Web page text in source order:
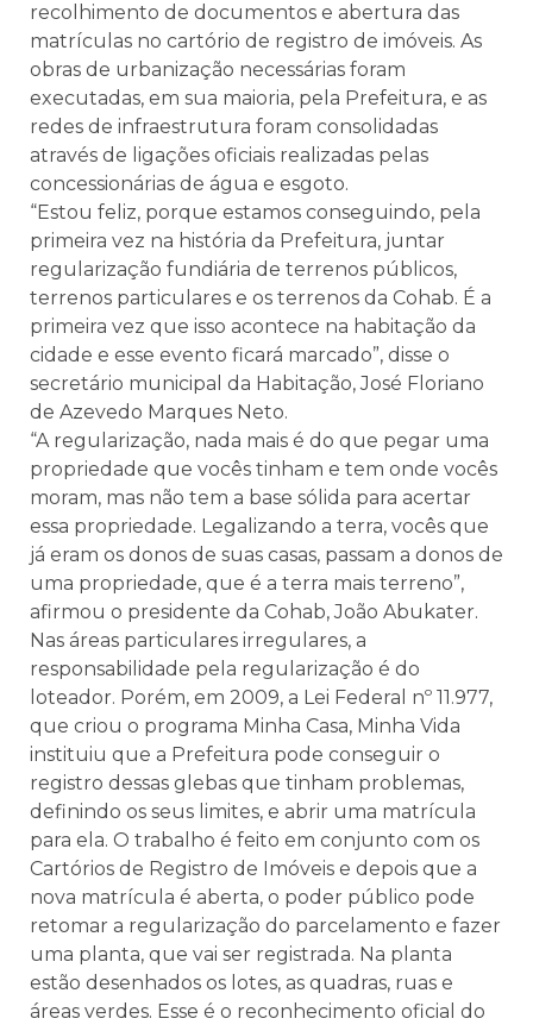
recolhimento de documentos e abertura das
matrículas no cartório de registro de imóveis. As
obras de urbanização necessárias foram
executadas, em sua maioria, pela Prefeitura, e as
redes de infraestrutura foram consolidadas
através de ligações oficiais realizadas pelas
concessionárias de água e esgoto.
“Estou feliz, porque estamos conseguindo, pela
primeira vez na história da Prefeitura, juntar
regularização fundiária de terrenos públicos,
terrenos particulares e os terrenos da Cohab. É a
primeira vez que isso acontece na habitação da
cidade e esse evento ficará marcado”, disse o
secretário municipal da Habitação, José Floriano
de Azevedo Marques Neto.
“A regularização, nada mais é do que pegar uma
propriedade que vocês tinham e tem onde vocês
moram, mas não tem a base sólida para acertar
essa propriedade. Legalizando a terra, vocês que
já eram os donos de suas casas, passam a donos de
uma propriedade, que é a terra mais terreno”,
afirmou o presidente da Cohab, João Abukater.
Nas áreas particulares irregulares, a
responsabilidade pela regularização é do
loteador. Porém, em 2009, a Lei Federal nº 11.977,
que criou o programa Minha Casa, Minha Vida
instituiu que a Prefeitura pode conseguir o
registro dessas glebas que tinham problemas,
definindo os seus limites, e abrir uma matrícula
para ela. O trabalho é feito em conjunto com os
Cartórios de Registro de Imóveis e depois que a
nova matrícula é aberta, o poder público pode
retomar a regularização do parcelamento e fazer
uma planta, que vai ser registrada. Na planta
estão desenhados os lotes, as quadras, ruas e
áreas verdes. Esse é o reconhecimento oficial do